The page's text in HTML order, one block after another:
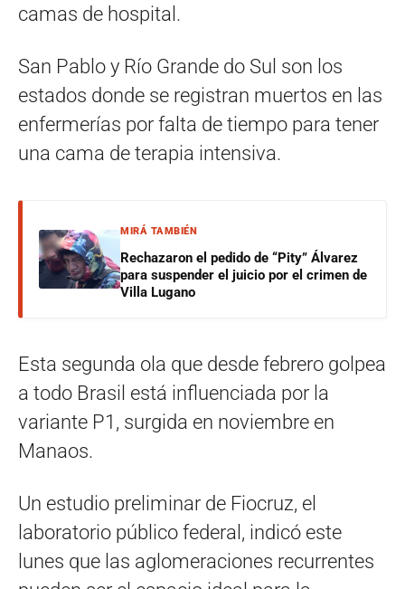
camas de hospital.
San Pablo y Río Grande do Sul son los
estados donde se registran muertos en las
enfermerías por falta de tiempo para tener
una cama de terapia intensiva.
MIRÁ TAMBIÉN
Rechazaron el pedido de “Pity” Álvarez
para suspender el juicio por el crimen de
Villa Lugano
Esta segunda ola que desde febrero golpea
a todo Brasil está influenciada por la
variante P1, surgida en noviembre en
Manaos.
Un estudio preliminar de Fiocruz, el
laboratorio público federal, indicó este
lunes que las aglomeraciones recurrentes